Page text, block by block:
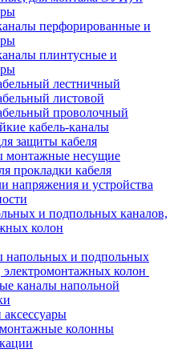
перфорированные и
плинтусные и
лестничный
листовой
проволочный
кабель-каналы
защиты кабеля
монтажные несущие
прокладки кабеля
напряжения и устройства
и подпольных каналов,
колон
напольных и подпольных
электромонтажных колон
каналы напольной
колонны